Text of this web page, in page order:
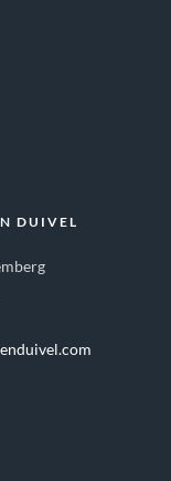
DUIVEL